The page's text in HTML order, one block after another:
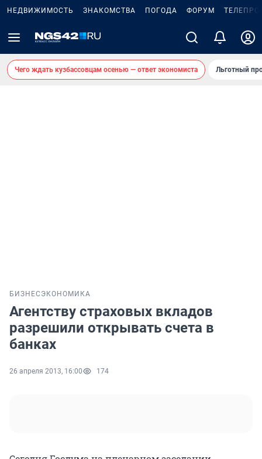
НЕДВИЖИМОСТЬ ЗНАКОМСТВА ПОГОДА ФОРУМ
Чего ждать кузбассовцам осенью — ответ экономиста Льготный
БИЗНЕС ЭКОНОМИКА
Агентству страховых вкладов
разрешили открывать счета в
банках
26 апреля 2013, 16:00 174